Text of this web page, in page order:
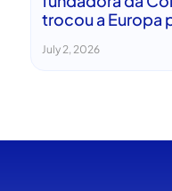
trocou a Europa
July 2, 2026